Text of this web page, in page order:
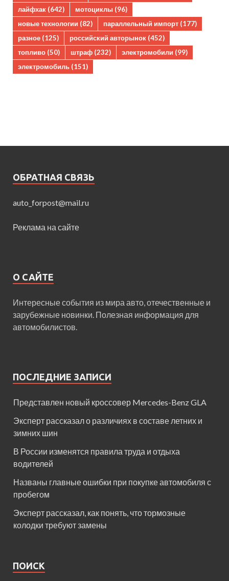
лайфхак (642) мотоциклы (96)
новые технологии (82) параллельный импорт (177)
разное (125) российский авторынок (452)
топливо (50) штраф (232) электромобили (99)
электромобиль (151)
ОБРАТНАЯ СВЯЗЬ
auto_forpost@mail.ru
Реклама на сайте
О САЙТЕ
Интересные события из мира авто, отечественные и
зарубежные новинки. Полезная информация для
автомобилистов.
ПОСЛЕДНИЕ ЗАПИСИ
Представлен новый кроссовер Mercedes-Benz GLA
Эксперт рассказал о различиях в составе летних и
зимних шин
В России изменятся правила труда и отдыха
водителей
Названы главные ошибки при покупке автомобиля с
пробегом
Эксперт рассказал, как понять, что тормозные
колодки требуют замены
ПОИСК